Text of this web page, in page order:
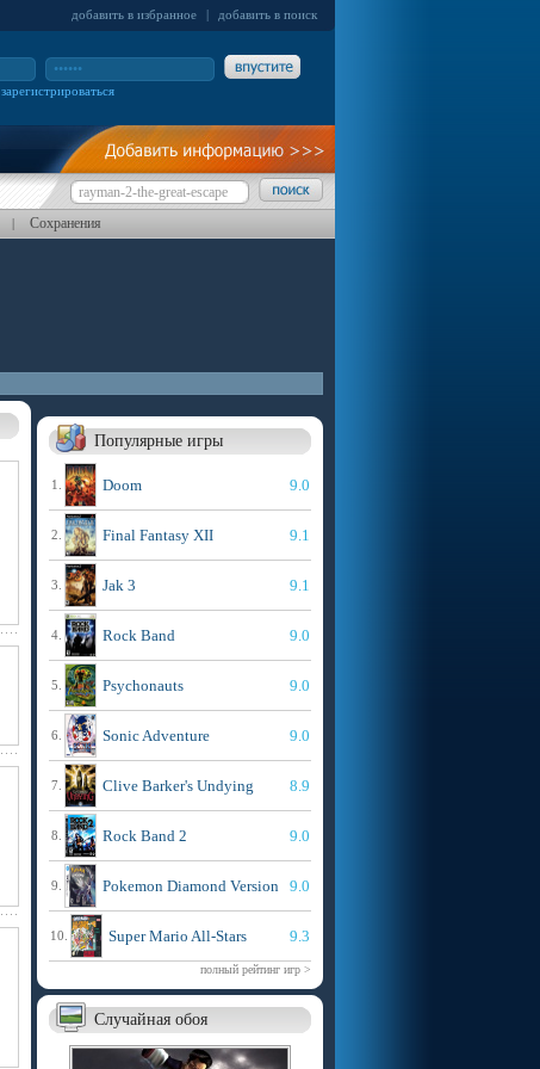
добавить в избранное | добавить в поиск
зарегистрироваться
| Сохранения
Популярные игры
1. Doom 9.0
2. Final Fantasy XII 9.1
3. Jak 3 9.1
4. Rock Band 9.0
5. Psychonauts 9.0
6. Sonic Adventure 9.0
7. Clive Barker's Undying 8.9
8. Rock Band 2 9.0
9. Pokemon Diamond Version 9.0
10. Super Mario All-Stars 9.3
полный рейтинг игр >
Случайная обоя